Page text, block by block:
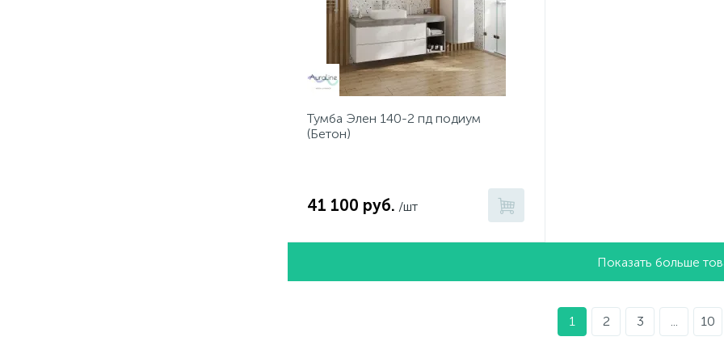
Тумба Элен 140-2 пд подиум
(Бетон)
41 100 руб. /шт
Показать больше
1 2 3 ... 10